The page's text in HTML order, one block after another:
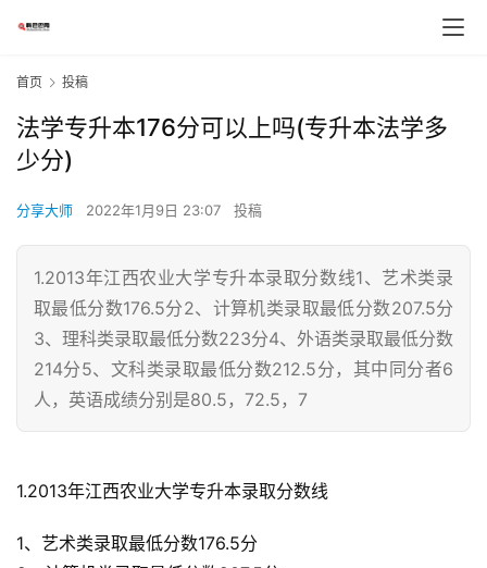
首页 投稿
法学专升本176分可以上吗(专升本法学多
少分)
分享大师 2022年1月9日 23:07 投稿
1.2013年江西农业大学专升本录取分数线1、艺术类录
取最低分数176.5分2、计算机类录取最低分数207.5分
3、理科类录取最低分数223分4、外语类录取最低分数
214分5、文科类录取最低分数212.5分，其中同分者6
人，英语成绩分别是80.5，72.5，7
1.2013年江西农业大学专升本录取分数线
1、艺术类录取最低分数176.5分